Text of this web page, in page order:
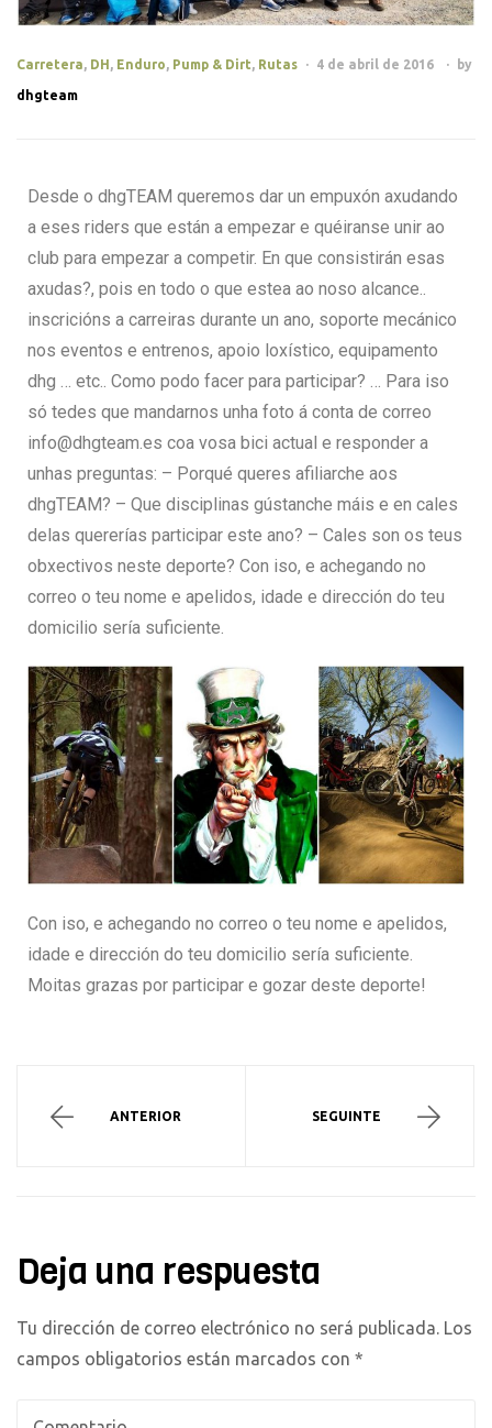
Carretera, DH, Enduro, Pump & Dirt, Rutas 4 de abril de 2016 by
dhgteam
Desde o dhgTEAM queremos dar un empuxón axudando
a eses riders que están a empezar e quéiranse unir ao
club para empezar a competir. En que consistirán esas
axudas?, pois en todo o que estea ao noso alcance..
inscricións a carreiras durante un ano, soporte mecánico
nos eventos e entrenos, apoio loxístico, equipamento
dhg … etc.. Como podo facer para participar? … Para iso
só tedes que mandarnos unha foto á conta de correo
info@dhgteam.es coa vosa bici actual e responder a
unhas preguntas: – Porqué queres afiliarche aos
dhgTEAM? – Que disciplinas gústanche máis e en cales
delas quererías participar este ano? – Cales son os teus
obxectivos neste deporte? Con iso, e achegando no
correo o teu nome e apelidos, idade e dirección do teu
domicilio sería suficiente.
Con iso, e achegando no correo o teu nome e apelidos,
idade e dirección do teu domicilio sería suficiente.
Moitas grazas por participar e gozar deste deporte!
ANTERIOR SEGUINTE
Deja una respuesta
Tu dirección de correo electrónico no será publicada. Los
campos obligatorios están marcados con *